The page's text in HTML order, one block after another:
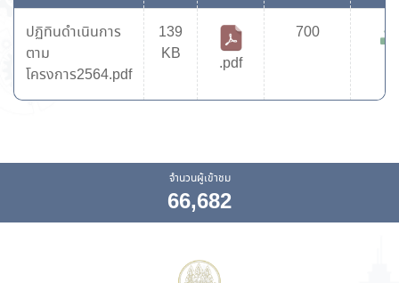
ปฏิทินดำเนินการ
ตาม
โครงการ2564.pdf
139
KB
.pdf
700
จำนวนผู้เข้าชม
66,682